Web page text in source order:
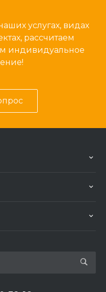
услугах, видах
рассчитаем
индивидуальное